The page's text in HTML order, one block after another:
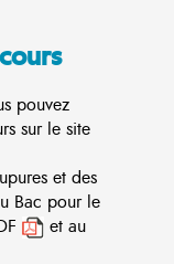
pouvez
sur le site
et des
Bac pour le
et au